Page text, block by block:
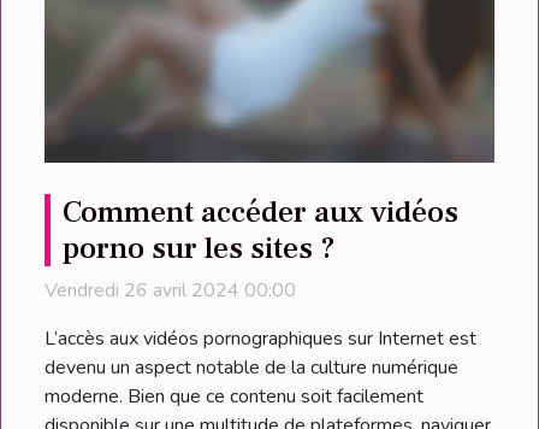
Comment accéder aux vidéos
porno sur les sites ?
Vendredi 26 avril 2024 00:00
L’accès aux vidéos pornographiques sur Internet est
devenu un aspect notable de la culture numérique
moderne. Bien que ce contenu soit facilement